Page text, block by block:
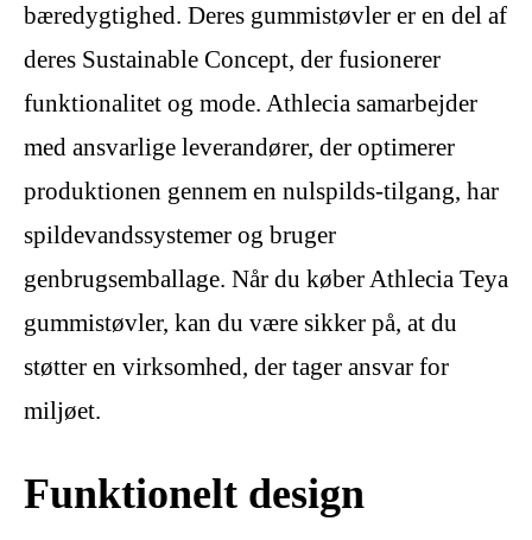
bæredygtighed. Deres gummistøvler er en del af
deres Sustainable Concept, der fusionerer
funktionalitet og mode. Athlecia samarbejder
med ansvarlige leverandører, der optimerer
produktionen gennem en nulspilds-tilgang, har
spildevandssystemer og bruger
genbrugsemballage. Når du køber Athlecia Teya
gummistøvler, kan du være sikker på, at du
støtter en virksomhed, der tager ansvar for
miljøet.
Funktionelt design